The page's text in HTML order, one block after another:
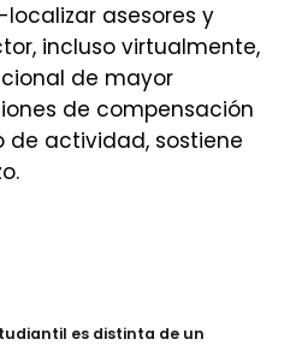
asesores y
incluso virtualmente,
de mayor
de compensación
de actividad, sostiene
es distinta de un